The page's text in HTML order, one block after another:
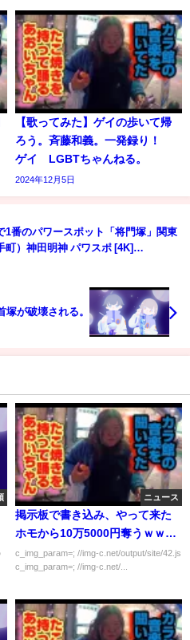
【歌ってみた】ゲイの歩いて帰
ろう。斉藤和義。一発録り！
ゲイ LGBTちゃんねる。
2024年12月5日
1番のパワースポット「将門塚」関東
町）神田明神 パワスポ [4K]
が破壊される。
ニュース
掲示板で書き込み、やって来た
ホモから10万5000円奪うｗｗｗ
ｗｗｗ
c_img_param=; //img-c.net/output/site/42.js
c_img_param=; //img-c.net/...